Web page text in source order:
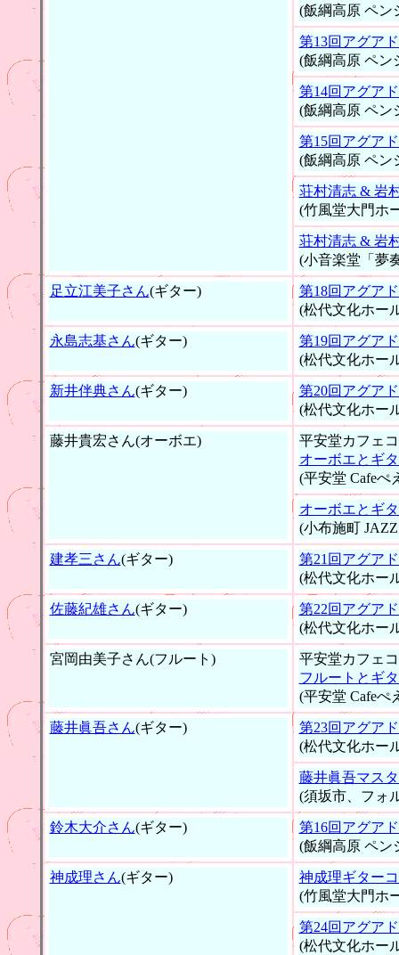
(飯綱高原 ペン
第13回アグア
(飯綱高原 ペン
第14回アグア
(飯綱高原 ペン
第15回アグア
(飯綱高原 ペン
荘村清志 & 岩
(竹風堂大門ホ
荘村清志 & 岩
(小音楽堂「夢
足立江美子さん(ギター)
第18回アグア
(松代文化ホー
永島志基さん(ギター)
第19回アグア
(松代文化ホー
新井伴典さん(ギター)
第20回アグア
(松代文化ホー
藤井貴宏さん(オーボエ)
平安堂カフェ
オーボエとギ
(平安堂 Cafeぺ
オーボエとギ
(小布施町
建孝三さん(ギター)
第21回アグア
(松代文化ホー
佐藤紀雄さん(ギター)
第22回アグア
(松代文化ホー
宮岡由美子さん(フルート)
平安堂カフェ
フルートとギ
(平安堂 Cafeぺ
藤井眞吾さん(ギター)
第23回アグア
(松代文化ホー
藤井眞吾マス
(須坂市、フォ
鈴木大介さん(ギター)
第16回アグア
(飯綱高原 ペン
神成理さん(ギター)
神成理ギター
(竹風堂大門ホ
第24回アグア
(松代文化ホー